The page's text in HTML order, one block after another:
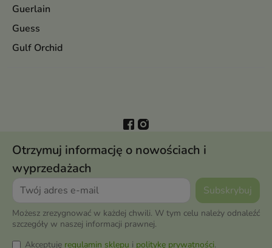
Guerlain
Guess
Gulf Orchid
Otrzymuj informację o nowościach i
wyprzedażach
Możesz zrezygnować w każdej chwili. W tym celu należy odnaleźć
szczegóły w naszej informacji prawnej.
Akceptuję regulamin sklepu i politykę prywatności.